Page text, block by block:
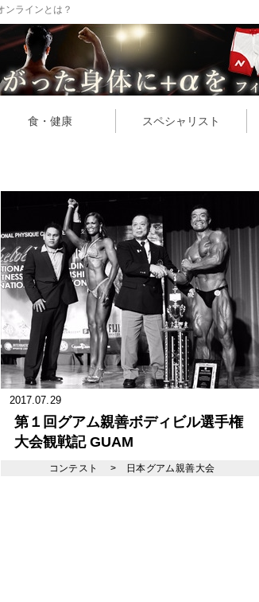
ラインとは？
食・健康 スペシャリスト
2017.07.29
第１回グアム親善ボディビル選手権
大会観戦記 GUAM
INTERNATIONALBODYBUILDING
コンテスト > 日本グアム親善大会